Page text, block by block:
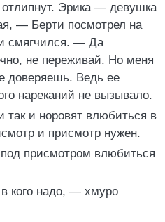
Эрика — девушка
— Берти посмотрел на
смягчился. — Да
не переживай. Но меня
доверяешь. Ведь ее
нареканий не вызывало.
и норовят влюбиться в
и присмотр нужен.
присмотром влюбиться
кого надо, — хмуро